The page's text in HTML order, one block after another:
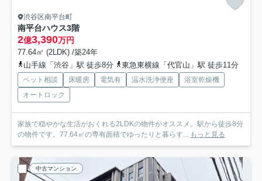
渋谷区南平台町
南平台ハウス3階
2億3,390万円
77.64㎡ (2LDK) /築24年
山手線「渋谷」駅 徒歩8分
東急東横線「代官山」駅 徒歩11分
ペット相談 床暖房 電気有 温水洗浄便座
浴室乾燥機
オートロック
家族で穏やかな生活がおくれる2LDKの物件がオススメ。駅から徒歩8分
の物件です。77.64㎡の専有面積でゆったりと暮らす...
もっと見る
中古マンション